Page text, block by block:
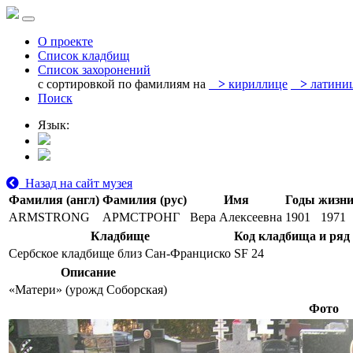
О проекте
Список кладбищ
Список захоронений
с сортировкой по фамилиям на
> кириллице >
Поиск
Язык:
Назад на сайт музея
Фамилия (англ) Фамилия (рус) Имя
Годы жизни
ARMSTRONG
АРМСТРОНГ Вера Алексеевна 1901
1971
Кладбище
Код кладбища и ряд
Сербское кладбище близ Сан-Франциско SF 24
Описание
«Матери» (урожд Соборская)
Фото